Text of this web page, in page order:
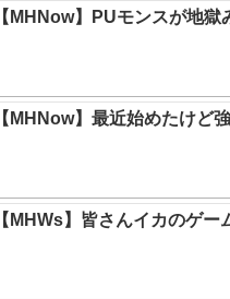
【MHNow】PUモンスが地
【MHNow】最近始めたけど
【MHWs】皆さんイカのゲ